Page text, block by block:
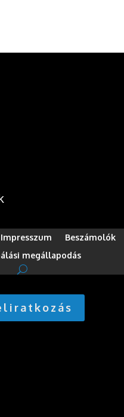
Impresszum
Beszámolók
megállapodás